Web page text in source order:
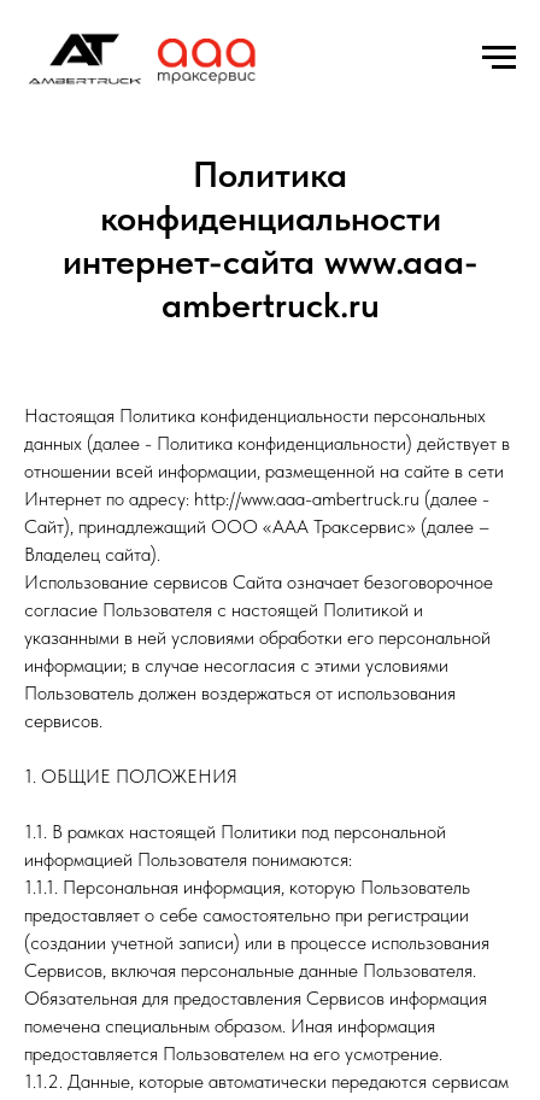
Политика
конфиденциальности
интернет-сайта www.aaa-
ambertruck.ru
Настоящая Политика конфиденциальности персональных
данных (далее - Политика конфиденциальности) действует в
отношении всей информации, размещенной на сайте в сети
Интернет по адресу: http://www.aaa-ambertruck.ru (далее -
Сайт), принадлежащий ООО «ААА Траксервис» (далее –
Владелец сайта).
Использование сервисов Сайта означает безоговорочное
согласие Пользователя с настоящей Политикой и
указанными в ней условиями обработки его персональной
информации; в случае несогласия с этими условиями
Пользователь должен воздержаться от использования
сервисов.
1. ОБЩИЕ ПОЛОЖЕНИЯ
1.1. В рамках настоящей Политики под персональной
информацией Пользователя понимаются:
1.1.1. Персональная информация, которую Пользователь
предоставляет о себе самостоятельно при регистрации
(создании учетной записи) или в процессе использования
Сервисов, включая персональные данные Пользователя.
Обязательная для предоставления Сервисов информация
помечена специальным образом. Иная информация
предоставляется Пользователем на его усмотрение.
1.1.2. Данные, которые автоматически передаются сервисам